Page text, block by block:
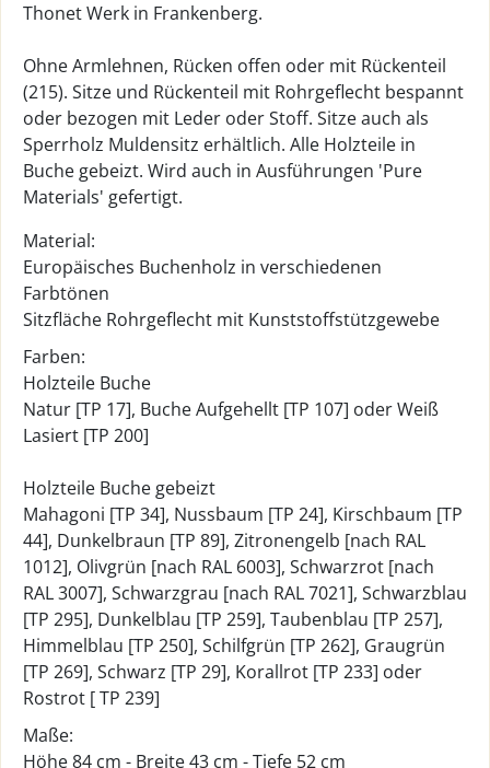
Thonet Werk in Frankenberg.
Ohne Armlehnen, Rücken offen oder mit Rückenteil
(215). Sitze und Rückenteil mit Rohrgeflecht bespannt
oder bezogen mit Leder oder Stoff. Sitze auch als
Sperrholz Muldensitz erhältlich. Alle Holzteile in
Buche gebeizt. Wird auch in Ausführungen 'Pure
Materials' gefertigt.
Material:
Europäisches Buchenholz in verschiedenen
Farbtönen
Sitzfläche Rohrgeflecht mit Kunststoffstützgewebe
Farben:
Holzteile Buche
Natur [TP 17], Buche Aufgehellt [TP 107] oder Weiß
Lasiert [TP 200]
Holzteile Buche gebeizt
Mahagoni [TP 34], Nussbaum [TP 24], Kirschbaum [TP
44], Dunkelbraun [TP 89], Zitronengelb [nach RAL
1012], Olivgrün [nach RAL 6003], Schwarzrot [nach
RAL 3007], Schwarzgrau [nach RAL 7021], Schwarzblau
[TP 295], Dunkelblau [TP 259], Taubenblau [TP 257],
Himmelblau [TP 250], Schilfgrün [TP 262], Graugrün
[TP 269], Schwarz [TP 29], Korallrot [TP 233] oder
Rostrot [ TP 239]
Maße:
Höhe 84 cm - Breite 43 cm - Tiefe 52 cm